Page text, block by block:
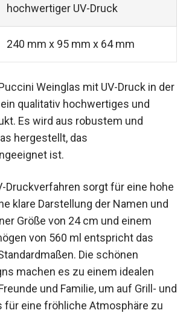
hochwertiger UV-Druck
240 mm x 95 mm x 64 mm
Weinglas mit UV-Druck in der
qualitativ hochwertiges und
Es wird aus robustem und
hergestellt, das
ist.
Druckverfahren sorgt für eine hohe
klare Darstellung der Namen und
Größe von 24 cm und einem
von 560 ml entspricht das
Die schönen
machen es zu einem idealen
und Familie, um auf Grill- und
für eine fröhliche Atmosphäre zu